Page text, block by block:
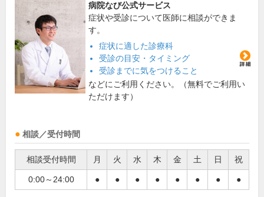
病院なび公式サービス
症状や受診について医師に相談ができま
す。
症状に適した診療科
受診の目安・タイミング
受診までに気をつけること
などにご利用ください。（無料でご利用い
ただけます）
相談／受付時間
相談受付時間 月 火 水 木 金 土 日 祝
0:00～24:00 ● ● ● ● ● ● ● ●